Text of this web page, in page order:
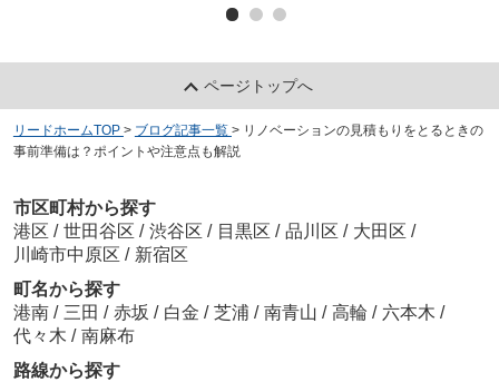
ページトップへ
リードホームTOP > ブログ記事一覧 > リノベーションの見積もりをとるときの
事前準備は？ポイントや注意点も解説
市区町村から探す
港区 / 世田谷区 / 渋谷区 / 目黒区 / 品川区 / 大田区 /
川崎市中原区 / 新宿区
町名から探す
港南 / 三田 / 赤坂 / 白金 / 芝浦 / 南青山 / 高輪 / 六本木 /
代々木 / 南麻布
路線から探す